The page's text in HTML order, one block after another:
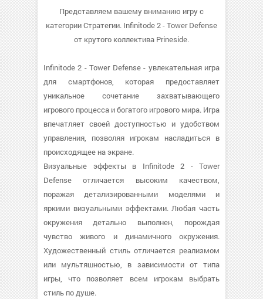
Представляем вашему вниманию игру с
категории Стратегии. Infinitode 2 - Tower Defense
от крутого коллектива Prineside.
Infinitode 2 - Tower Defense - увлекательная игра
для смартфонов, которая предоставляет
уникальное сочетание захватывающего
игрового процесса и богатого игрового мира. Игра
впечатляет своей доступностью и удобством
управления, позволяя игрокам насладиться в
происходящее на экране.
Визуальные эффекты в Infinitode 2 - Tower
Defense отличается высоким качеством,
поражая детализированными моделями и
яркими визуальными эффектами. Любая часть
окружения детально выполнен, порождая
чувство живого и динамичного окружения.
Художественный стиль отличается реализмом
или мультяшностью, в зависимости от типа
игры, что позволяет всем игрокам выбрать
стиль по душе.